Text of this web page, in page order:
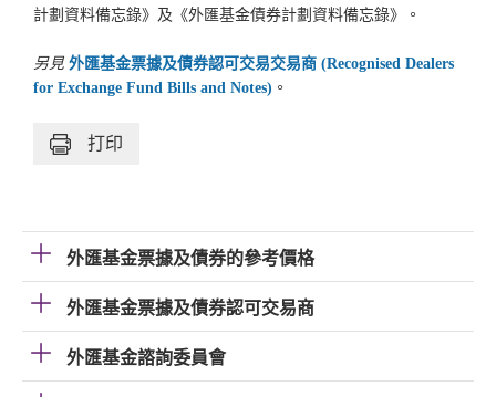
計劃資料備忘錄》及《外匯基金債券計劃資料備忘錄》。
另見 外匯基金票據及債券認可交易交易商 (Recognised Dealers
for Exchange Fund Bills and Notes) 。
打印
外匯基金票據及債券的參考價格
外匯基金票據及債券認可交易商
外匯基金諮詢委員會